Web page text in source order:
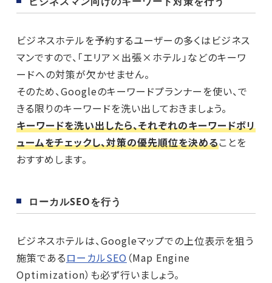
ビジネスホテルを予約するユーザーの多くはビジネス
マンですので、「エリア×出張×ホテル」などのキーワ
ードへの対策が欠かせません。
そのため、Googleのキーワードプランナーを使い、で
きる限りのキーワードを洗い出しておきましょう。
キーワードを洗い出したら、それぞれのキーワードボリ
ュームをチェックし、対策の優先順位を決めることを
おすすめします。
ローカルSEOを行う
ビジネスホテルは、Googleマップでの上位表示を狙う
施策であるローカルSEO （Map Engine
Optimization）も必ず行いましょう。